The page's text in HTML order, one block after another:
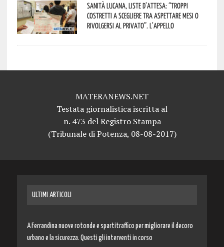
Sanità lucana, liste d’attesa: “Troppi
costretti a scegliere tra aspettare mesi o
rivolgersi al privato”. L’appello
MATERANEWS.NET
Testata giornalistica iscritta al
n. 473 del Registro Stampa
(Tribunale di Potenza, 08-08-2017)
ULTIMI ARTICOLI
A Ferrandina nuove rotonde e spartitraffico per migliorare il decoro
urbano e la sicurezza. Questi gli interventi in corso